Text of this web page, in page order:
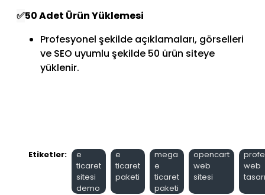
✅50 Adet Ürün Yüklemesi
Profesyonel şekilde açıklamaları, görselleri
ve SEO uyumlu şekilde 50 ürün siteye
yüklenir.
Etiketler:
e
ticaret
sitesi
demo
e
ticaret
paketi
mega
e
ticaret
paketi
opencart
web
sitesi
web